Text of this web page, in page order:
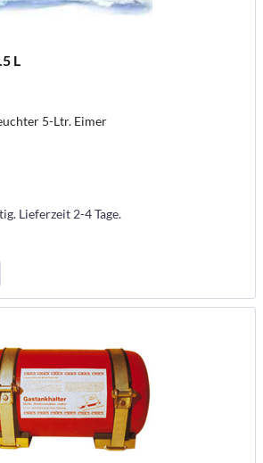
L
5-Ltr. Eimer
Lieferzeit 2-4 Tage.